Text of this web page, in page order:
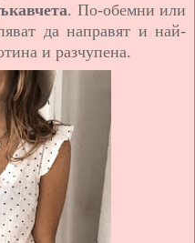
. По-обемни или
да направят и най-
и разчупена.